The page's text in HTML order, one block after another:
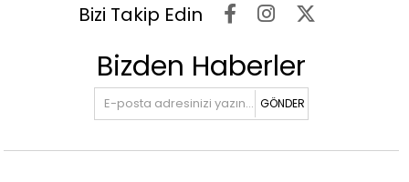
Bizi Takip Edin
Bizden Haberler
GÖNDER